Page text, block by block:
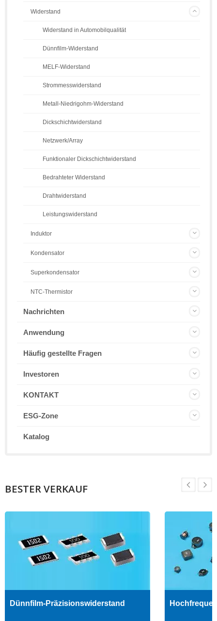
Widerstand
Widerstand in Automobilqualität
Dünnfilm-Widerstand
MELF-Widerstand
Strommesswiderstand
Metall-Niedrigohm-Widerstand
Dickschichtwiderstand
Netzwerk/Array
Funktionaler Dickschichtwiderstand
Bedrahteter Widerstand
Drahtwiderstand
Leistungswiderstand
Induktor
Kondensator
Superkondensator
NTC-Thermistor
Nachrichten
Anwendung
Häufig gestellte Fragen
Investoren
KONTAKT
ESG-Zone
Katalog
BESTER VERKAUF
Dünnfilm-Präzisionswiderstand